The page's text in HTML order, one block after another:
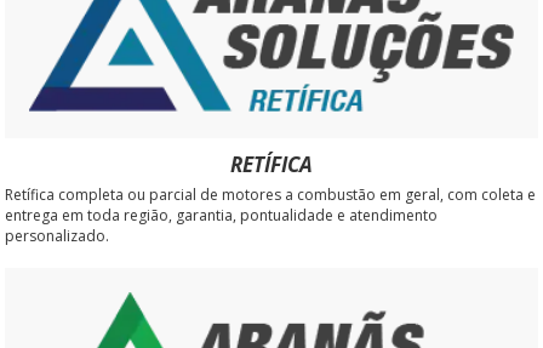
RETÍFICA
Retífica completa ou parcial de motores a combustão em geral, com coleta e
entrega em toda região, garantia, pontualidade e atendimento
personalizado.